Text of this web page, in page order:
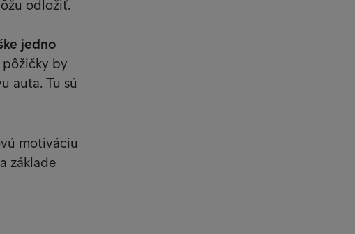
odložiť.
jedno
by
auta. Tu sú
motiváciu
základe